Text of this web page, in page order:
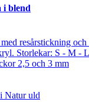
i blend
resårstickning
Storlekar: S - M -
2,5 och 3 mm